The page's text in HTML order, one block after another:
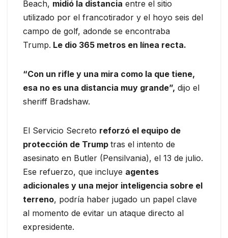
Beach, midió la distancia entre el sitio
utilizado por el francotirador y el hoyo seis del
campo de golf, adonde se encontraba
Trump. Le dio 365 metros en línea recta.
“Con un rifle y una mira como la que tiene,
esa no es una distancia muy grande”, dijo el
sheriff Bradshaw.
El Servicio Secreto reforzó el equipo de
protección de Trump tras el intento de
asesinato en Butler (Pensilvania), el 13 de julio.
Ese refuerzo, que incluye agentes
adicionales y una mejor inteligencia sobre el
terreno, podría haber jugado un papel clave
al momento de evitar un ataque directo al
expresidente.